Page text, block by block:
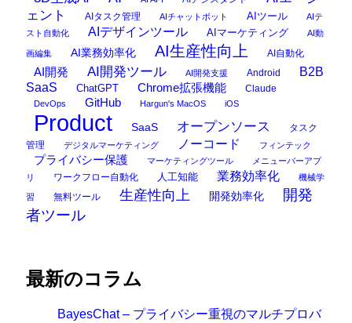
ェント
AIタスク管理 AIチャットボット AIツール
AIテ
スト自動化
AIデザインツール AIマーケティング AI動
画編集 AI業務効率化 AI生産性向上 AI自動化
AI開発 AI開発ツール AI開発支援 Android
B2B
SaaS
ChatGPT Chrome拡張機能 Claude
DevOps GitHub Hargun's MacOS iOS
Product SaaS オープンソース
タスク
管理
デジタルマーケティング ノーコード フィンテック
プライバシー保護 マーケティングツール
メニューバーアプ
リ
ワークフロー自動化 人工知能 業務効率化 機械学
習 無料ツール 生産性向上 開発効率化
開発
者ツール
最新のコラム
BayesChat – プライバシー重視のマルチプロバ